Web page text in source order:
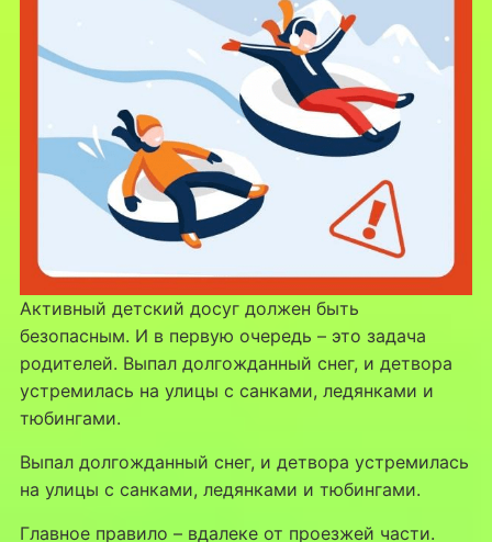
Активный детский досуг должен быть
безопасным. И в первую очередь – это задача
родителей. Выпал долгожданный снег, и детвора
устремилась на улицы с санками, ледянками и
тюбингами.
Выпал долгожданный снег, и детвора устремилась
на улицы с санками, ледянками и тюбингами.
Главное правило – вдалеке от проезжей части.